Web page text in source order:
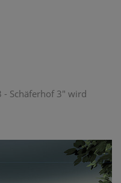
- Schäferhof 3" wird